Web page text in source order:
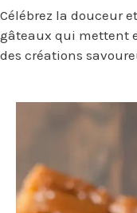
Célébrez la douceur
gâteaux qui mettent
des créations